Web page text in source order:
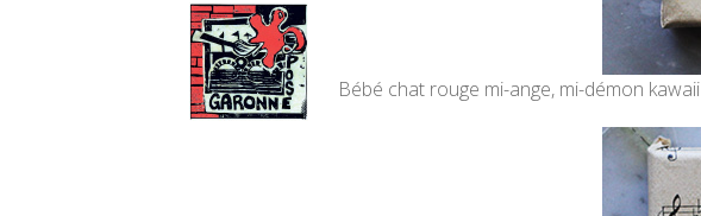
Bébé chat rouge mi-ange, mi-démon kawaii